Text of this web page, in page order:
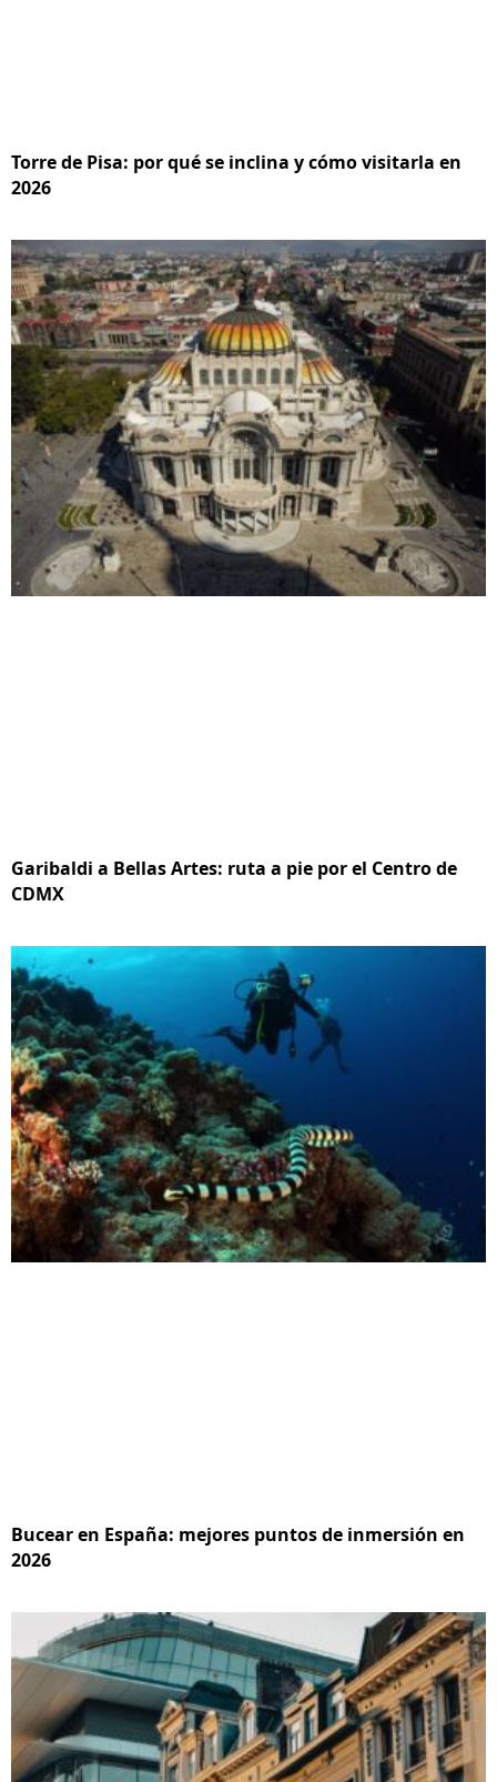
Torre de Pisa: por qué se inclina y cómo visitarla en
2026
Garibaldi a Bellas Artes: ruta a pie por el Centro de
CDMX
Bucear en España: mejores puntos de inmersión en
2026